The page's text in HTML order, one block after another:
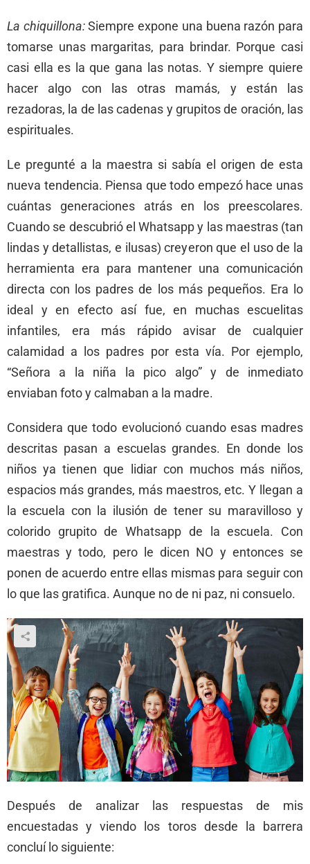
La chiquillona:Siempre expone una buena razón para
tomarse unas margaritas, para brindar. Porque casi
casi ella es la que gana las notas. Y siempre quiere
hacer algo con las otras mamás, y están las
rezadoras, la de las cadenas y grupitos de oración, las
espirituales.
Le pregunté a la maestra si sabía el origen de esta
nueva tendencia. Piensa que todo empezó hace unas
cuántas generaciones atrás en los preescolares.
Cuando se descubrió el Whatsapp y las maestras (tan
lindas y detallistas, e ilusas) creyeron que el uso de la
herramienta era para mantener una comunicación
directa con los padres de los más pequeños. Era lo
ideal y en efecto así fue, en muchas escuelitas
infantiles, era más rápido avisar de cualquier
calamidad a los padres por esta vía. Por ejemplo,
“Señora a la niña la pico algo” y de inmediato
enviaban foto y calmaban a la madre.
Considera que todo evolucionó cuando esas madres
descritas pasan a escuelas grandes. En donde los
niños ya tienen que lidiar con muchos más niños,
espacios más grandes, más maestros, etc. Y llegan a
la escuela con la ilusión de tener su maravilloso y
colorido grupito de Whatsapp de la escuela. Con
maestras y todo, pero le dicen NO y entonces se
ponen de acuerdo entre ellas mismas para seguir con
lo que las gratifica. Aunque no de ni paz, ni consuelo.
Después de analizar las respuestas de mis
encuestadas y viendo los toros desde la barrera
concluí lo siguiente: